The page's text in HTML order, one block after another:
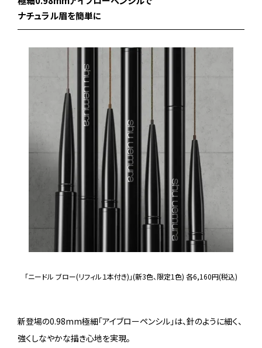
ナチュラル眉を簡単に
「ニードル ブロー(リフィル１本付き)」(新3色、限定1色) 各6,160円(税込)
新登場の0.98mm極細「アイブローペンシル」は、針のように細く、
強くしなやかな描き心地を実現。